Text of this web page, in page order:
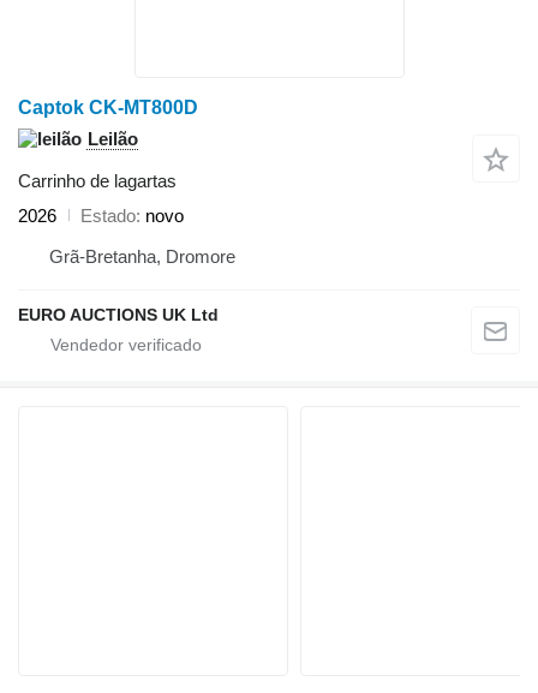
Captok CK-MT800D
Leilão
Carrinho de lagartas
2026
Estado novo
Grã-Bretanha, Dromore
EURO AUCTIONS UK Ltd